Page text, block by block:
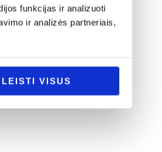
funkcijas ir analizuoti
ir analizės partneriais,
LEISTI VISUS